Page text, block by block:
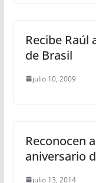
Recibe
de Brasil
julio 10, 2009
Reconocen
aniversario
julio 13, 2014